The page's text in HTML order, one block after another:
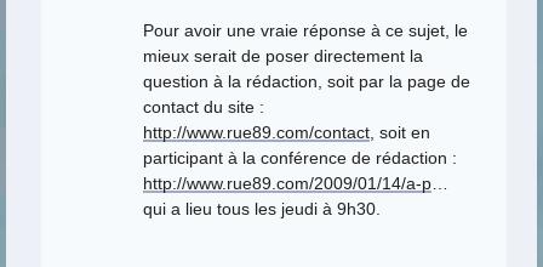
Pour avoir une vraie réponse à ce sujet, le
mieux serait de poser directement la
question à la rédaction, soit par la page de
contact du site :
http://www.rue89.com/contact , soit en
participant à la conférence de rédaction :
http://www.rue89.com/2009/01/14/a-p
qui a lieu tous les jeudi à 9h30.